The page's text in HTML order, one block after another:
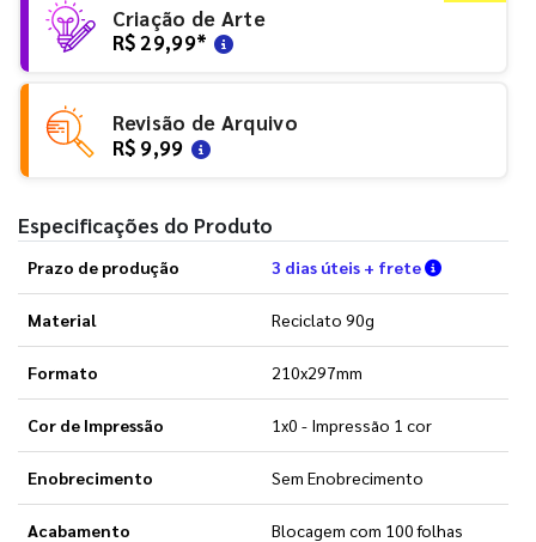
Criação de Arte
R$ 29,99*
Revisão de Arquivo
R$ 9,99
Especificações do Produto
Prazo de produção 3 dias úteis + frete Verifique
Material Reciclato 90g
Formato 210x297mm
Cor de Impressão 1x0 - Impressão 1 cor
Enobrecimento Sem Enobrecimento
Acabamento Blocagem com 100 folhas